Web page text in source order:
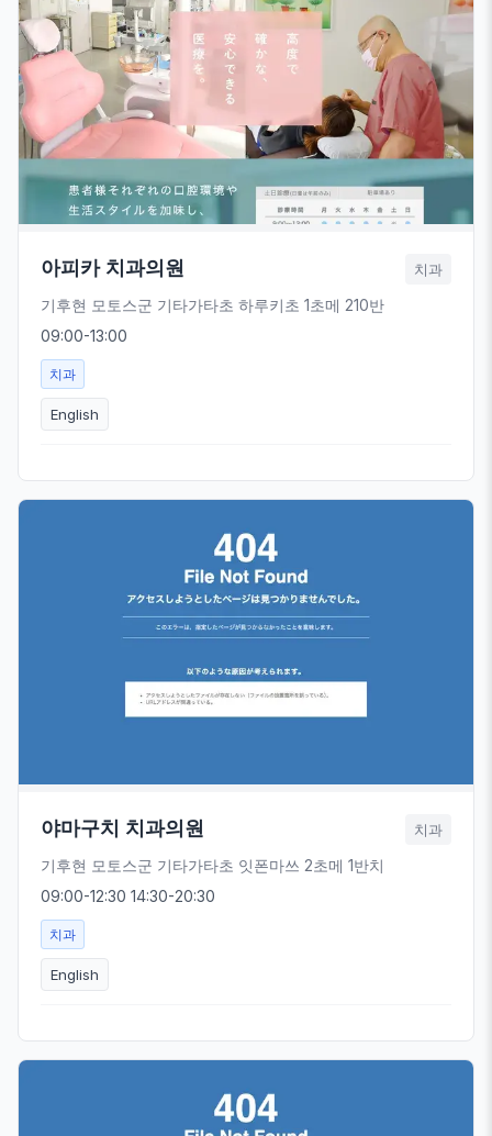
아피카 치과의원 치과
기후현 모토스군 기타가타초 하루키초 1초메 210반
09:00-13:00
치과
English
야마구치 치과의원 치과
기후현 모토스군 기타가타초 잇폰마쓰 2초메 1반치
09:00-12:30 14:30-20:30
치과
English